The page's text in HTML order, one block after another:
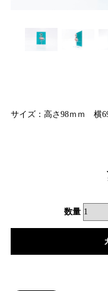
サイズ：高さ98ｍｍ 横
数量